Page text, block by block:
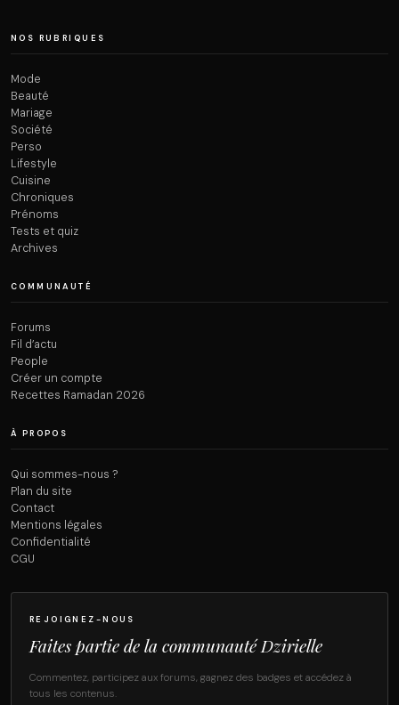
NOS RUBRIQUES
Mode
Beauté
Mariage
Société
Perso
Lifestyle
Cuisine
Chroniques
Prénoms
Tests et quiz
Archives
COMMUNAUTÉ
Forums
Fil d’actu
People
Créer un compte
Recettes Ramadan 2026
À PROPOS
Qui sommes-nous ?
Plan du site
Contact
Mentions légales
Confidentialité
CGU
REJOIGNEZ-NOUS
Faites partie de la communauté Dzirielle
Commentez, participez aux forums, gagnez des badges et accédez à
tous les contenus.